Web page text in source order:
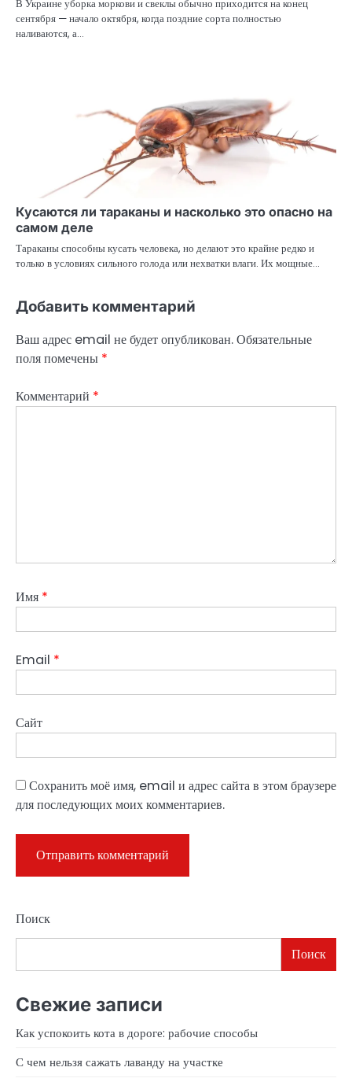
В Украине уборка моркови и свеклы обычно приходится на конец
сентября — начало октября, когда поздние сорта полностью
наливаются, а…
Кусаются ли тараканы и насколько это опасно на
самом деле
Тараканы способны кусать человека, но делают это крайне редко и
только в условиях сильного голода или нехватки влаги. Их мощные…
Добавить комментарий
Ваш адрес email не будет опубликован.Обязательные
поля помечены *
Комментарий *
Имя *
Email *
Сайт
Сохранить моё имя, email и адрес сайта в этом браузере
для последующих моих комментариев.
Поиск
Поиск
Свежие записи
Как успокоить кота в дороге: рабочие способы
С чем нельзя сажать лаванду на участке